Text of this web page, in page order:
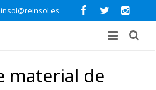
material de